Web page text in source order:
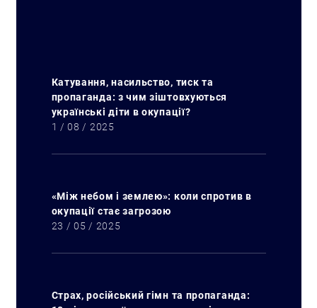
Катування, насильство, тиск та
пропаганда: з чим зіштовхуються
українські діти в окупації?
1 / 08 / 2025
«Між небом і землею»: коли спротив в
окупації стає загрозою
23 / 05 / 2025
Страх, російський гімн та пропаганда: